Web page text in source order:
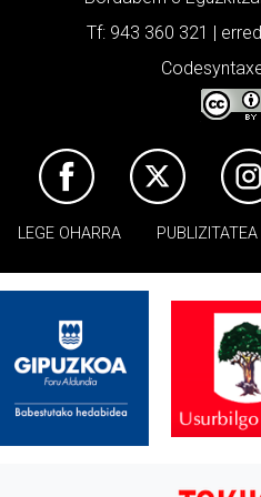
Tf: 943 360 321 |
LEGE OHARRA PUBLIZITATEA